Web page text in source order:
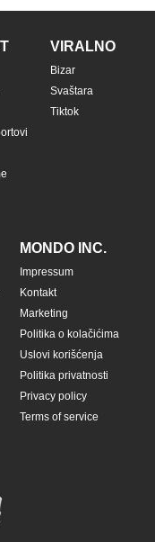
VIRALNO
Bizar
Svaštara
Tiktok
MONDO INC.
Impressum
Kontakt
Marketing
Politika o kolačićima
Uslovi korišćenja
Politika privatnosti
Privacy policy
Terms of service